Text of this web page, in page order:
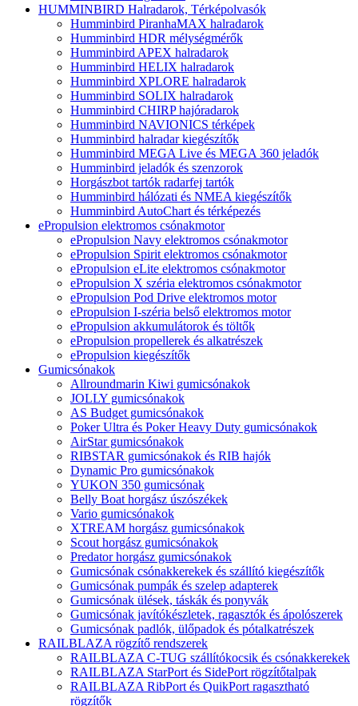
HUMMINBIRD Halradarok, Térképolvasók
Humminbird PiranhaMAX halradarok
Humminbird HDR mélységmérők
Humminbird APEX halradarok
Humminbird HELIX halradarok
Humminbird XPLORE halradarok
Humminbird SOLIX halradarok
Humminbird CHIRP hajóradarok
Humminbird NAVIONICS térképek
Humminbird halradar kiegészítők
Humminbird MEGA Live és MEGA 360 jeladók
Humminbird jeladók és szenzorok
Horgászbot tartók radarfej tartók
Humminbird hálózati és NMEA kiegészítők
Humminbird AutoChart és térképezés
ePropulsion elektromos csónakmotor
ePropulsion Navy elektromos csónakmotor
ePropulsion Spirit elektromos csónakmotor
ePropulsion eLite elektromos csónakmotor
ePropulsion X széria elektromos csónakmotor
ePropulsion Pod Drive elektromos motor
ePropulsion I-széria belső elektromos motor
ePropulsion akkumulátorok és töltők
ePropulsion propellerek és alkatrészek
ePropulsion kiegészítők
Gumicsónakok
Allroundmarin Kiwi gumicsónakok
JOLLY gumicsónakok
AS Budget gumicsónakok
Poker Ultra és Poker Heavy Duty gumicsónakok
AirStar gumicsónakok
RIBSTAR gumicsónakok és RIB hajók
Dynamic Pro gumicsónakok
YUKON 350 gumicsónak
Belly Boat horgász úszószékek
Vario gumicsónakok
XTREAM horgász gumicsónakok
Scout horgász gumicsónakok
Predator horgász gumicsónakok
Gumicsónak csónakkerekek és szállító kiegészítők
Gumicsónak pumpák és szelep adapterek
Gumicsónak ülések, táskák és ponyvák
Gumicsónak javítókészletek, ragasztók és ápolószerek
Gumicsónak padlók, ülőpadok és pótalkatrészek
RAILBLAZA rögzítő rendszerek
RAILBLAZA C-TUG szállítókocsik és csónakkerekek
RAILBLAZA StarPort és SidePort rögzítőtalpak
RAILBLAZA RibPort és QuikPort ragasztható
rögzítők